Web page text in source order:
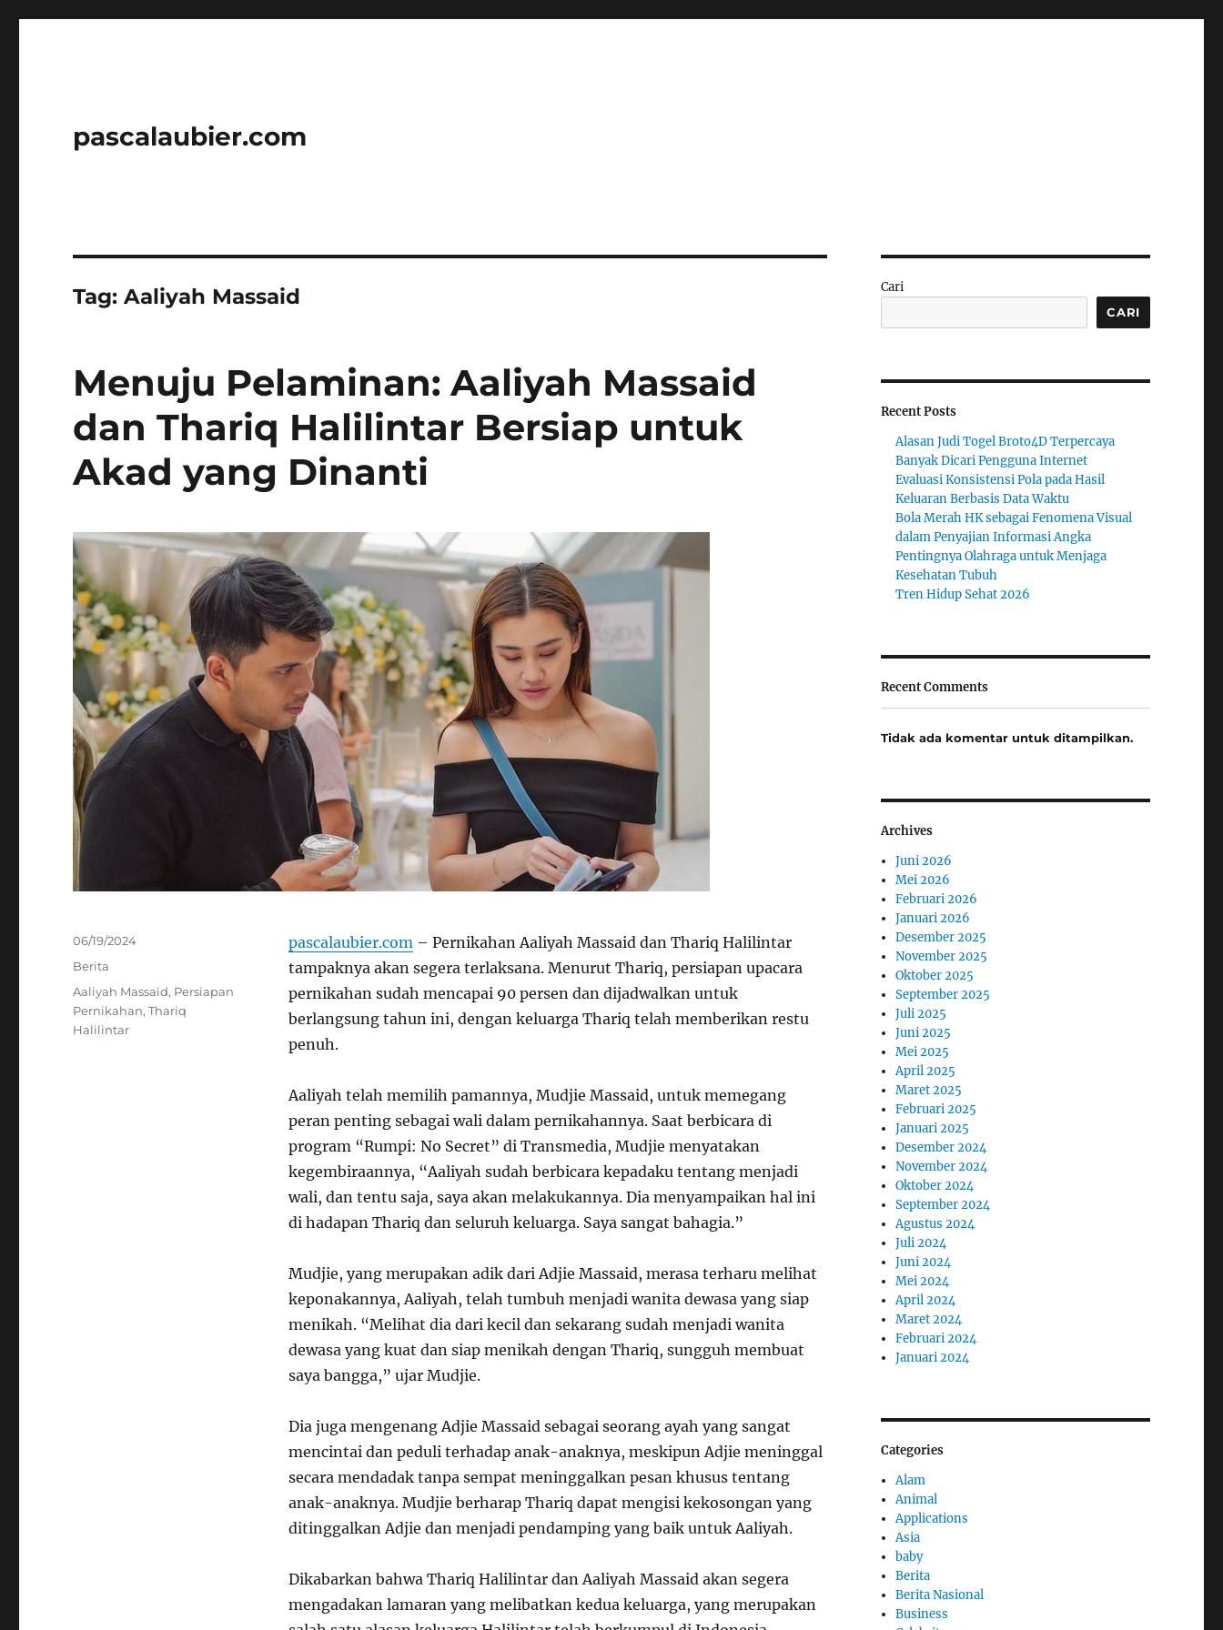
pascalaubier.com
Tag:Aaliyah Massaid
Menuju Pelaminan: Aaliyah Massaid
dan Thariq Halilintar Bersiap untuk
Akad yang Dinanti
pascalaubier.com– Pernikahan Aaliyah Massaid dan Thariq Halilintar
tampaknya akan segera terlaksana. Menurut Thariq, persiapan upacara
pernikahan sudah mencapai 90 persen dan dijadwalkan untuk
berlangsung tahun ini, dengan keluarga Thariq telah memberikan restu
penuh.
Aaliyah telah memilih pamannya, Mudjie Massaid, untuk memegang
peran penting sebagai wali dalam pernikahannya. Saat berbicara di
program “Rumpi: No Secret” di Transmedia, Mudjie menyatakan
kegembiraannya, “Aaliyah sudah berbicara kepadaku tentang menjadi
wali, dan tentu saja, saya akan melakukannya. Dia menyampaikan hal ini
di hadapan Thariq dan seluruh keluarga. Saya sangat bahagia.”
Mudjie, yang merupakan adik dari Adjie Massaid, merasa terharu melihat
keponakannya, Aaliyah, telah tumbuh menjadi wanita dewasa yang siap
menikah. “Melihat dia dari kecil dan sekarang sudah menjadi wanita
dewasa yang kuat dan siap menikah dengan Thariq, sungguh membuat
saya bangga,” ujar Mudjie.
Dia juga mengenang Adjie Massaid sebagai seorang ayah yang sangat
mencintai dan peduli terhadap anak-anaknya, meskipun Adjie meninggal
secara mendadak tanpa sempat meninggalkan pesan khusus tentang
anak-anaknya. Mudjie berharap Thariq dapat mengisi kekosongan yang
ditinggalkan Adjie dan menjadi pendamping yang baik untuk Aaliyah.
Dikabarkan bahwa Thariq Halilintar dan Aaliyah Massaid akan segera
mengadakan lamaran yang melibatkan kedua keluarga, yang merupakan
Posted
06/19/2024
Categories
Berita
Tags
Aaliyah Massaid, Persiapan
Pernikahan,Thariq
Halilintar
Cari
CARI
Recent Posts
Alasan Judi Togel Broto4D Terpercaya
Banyak Dicari Pengguna Internet
Evaluasi Konsistensi Pola pada Hasil
Keluaran Berbasis Data Waktu
Bola Merah HK sebagai Fenomena Visual
dalam Penyajian Informasi Angka
Pentingnya Olahraga untuk Menjaga
Kesehatan Tubuh
Tren Hidup Sehat 2026
Recent Comments
Tidak ada komentar untuk ditampilkan.
Archives
Juni 2026
Mei 2026
Februari 2026
Januari 2026
Desember 2025
November 2025
Oktober 2025
September 2025
Juli 2025
Juni 2025
Mei 2025
April 2025
Maret 2025
Februari 2025
Januari 2025
Desember 2024
November 2024
Oktober 2024
September 2024
Agustus 2024
Juli 2024
Juni 2024
Mei 2024
April 2024
Maret 2024
Februari 2024
Januari 2024
Categories
Alam
Animal
Applications
Asia
baby
Berita
Berita Nasional
Business